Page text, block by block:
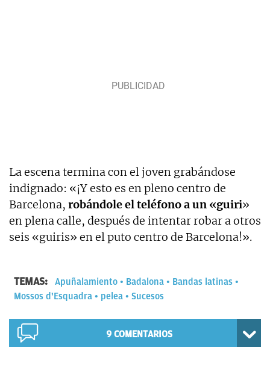
La escena termina con el joven grabándose
indignado: «¡Y esto es en pleno centro de
Barcelona, robándole el teléfono a un «guiri»
en plena calle, después de intentar robar a otros
seis «guiris» en el puto centro de Barcelona!».
TEMAS: Apuñalamiento Badalona
Bandas latinas
Mossos d'Esquadra
pelea Sucesos
9 COMENTARIOS